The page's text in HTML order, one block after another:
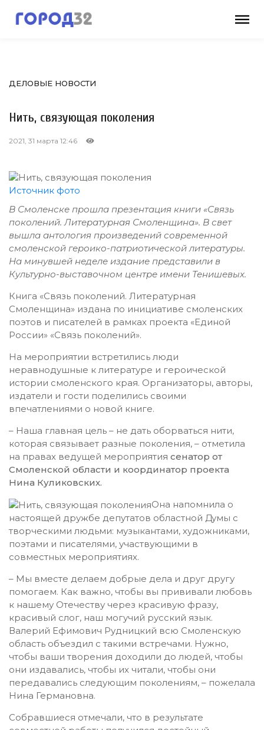
ДЕЛОВЫЕ НОВОСТИ
Нить, связующая поколения
2021, 31 марта 12:46
Источник фото
В Смоленске прошла презентация книги «Связь
поколений. Литературная Смоленщина». В свет
вышла антология произведений современной
смоленской героико-патриотической литературы.
На минувшей неделе издание представили в
Культурно-выставочном центре имени Тенишевых.
Книга «Связь поколений. Литературная
Смоленщина» издана по инициативе смоленских
поэтов и писателей в рамках проекта «Единой
России» «Связь поколений».
На мероприятии встретились люди
неравнодушные к литературе и героической
истории смоленского края. Организаторы, авторы,
издатели и гости поделились своими
впечатлениями о новой книге.
– Наша главная цель – не дать оборваться нити,
которая связывает разные поколения, – отметила
на правах ведущей мероприятия сенатор от
Смоленской области и координатор проекта
Нина Куликовских.
Она напомнила о
настоящей дружбе депутатов областной Думы с
творческими людьми: музыкантами, художниками,
поэтами и писателями, участвующими в
совместных мероприятиях.
– Мы вместе делаем добрые дела и друг другу
помогаем. Как важно, чтобы вы прививали любовь
к нашему Отечеству через красивую фразу,
красивый слог, наш могучий русский язык.
Валерий Ефимович Рудницкий всю Смоленскую
область объездил с такими встречами. Нужно,
чтобы ваши творения доходили до людей, чтобы
они издавались, чтобы их читали, чтобы они
передавались следующим поколениям, – пожелала
Нина Германовна.
Собравшиеся отмечали, что в результате